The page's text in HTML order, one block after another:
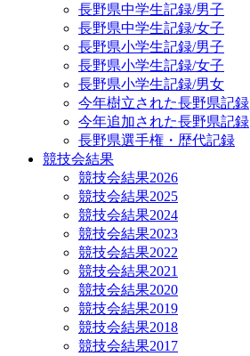
長野県中学生記録/男子
長野県中学生記録/女子
長野県小学生記録/男子
長野県小学生記録/女子
長野県小学生記録/男女
今年樹立された長野県記録
今年追加された長野県記録
長野県選手権・歴代記録
競技会結果
競技会結果2026
競技会結果2025
競技会結果2024
競技会結果2023
競技会結果2022
競技会結果2021
競技会結果2020
競技会結果2019
競技会結果2018
競技会結果2017